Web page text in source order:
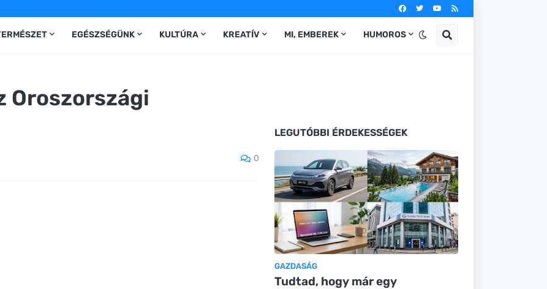
EGÉSZSÉGÜNK KULTÚRA KREATÍV MI, EMBEREK HUMOROS
Oroszországi
0
LEGUTÓBBI ÉRDEKESSÉGEK
GAZDASÁG
Tudtad, hogy már egy